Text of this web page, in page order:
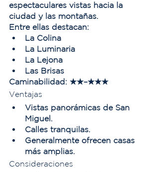
espectaculares vistas hacia la
ciudad y las montañas.
Entre ellas destacan:
La Colina
La Luminaria
La Lejona
Las Brisas
Caminabilidad: ★★–★★★
Ventajas
Vistas panorámicas de San
Miguel.
Calles tranquilas.
Generalmente ofrecen casas
más amplias.
Consideraciones